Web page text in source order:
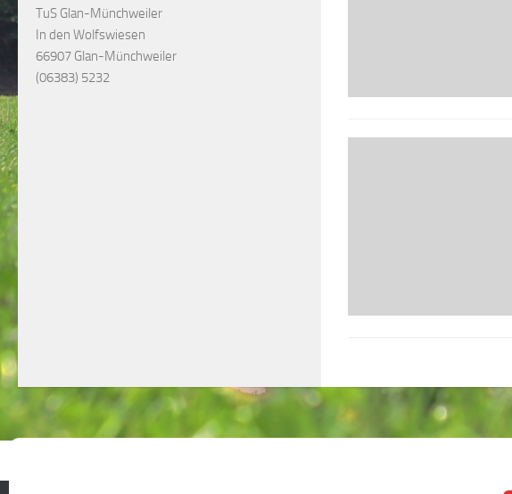
TuS Glan-Münchweiler
In den Wolfswiesen
66907 Glan-Münchweiler
(06383) 5232